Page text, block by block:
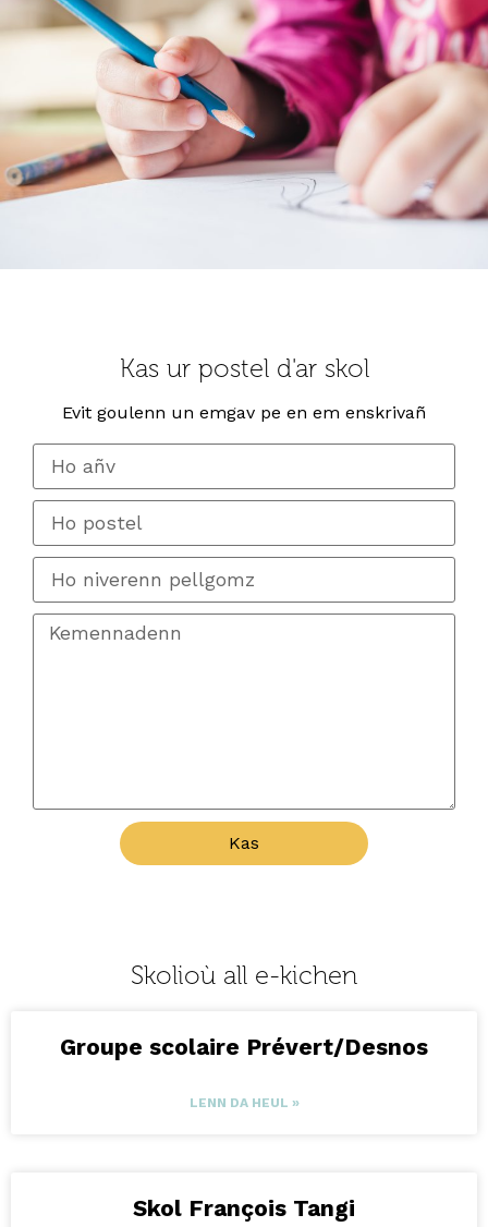
Kas ur postel d'ar skol
Evit goulenn un emgav pe en em enskrivañ
Kas
Skolioù all e-kichen
Groupe scolaire Prévert/Desnos
LENN DA HEUL »
Skol François Tangi